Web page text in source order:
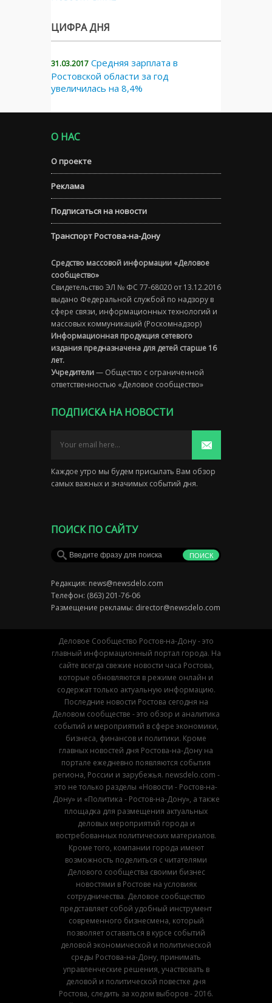
ЦИФРА ДНЯ
31.03.2017 Средняя зарплата в
Ростовской области за год
увеличилась на 8,4%
О НАС
О проекте
Реклама
Подписаться на новости
Транспорт Ростова-на-Дону
Средство массовой информации «Деловое
сообщество»
Свидетельство ЭЛ № ФС 77-68020 от 13.12.2016
выдано Федеральной службой по надзору в
сфере связи, информационных технологий и
массовых коммуникаций (Роскомнадзор)
Информационная продукция сетевого
издания предназначена для детей старше 16
лет.
Учредители— Общество с ограниченной
ответственностью «Деловое сообщество»
ПОДПИСКА НА НОВОСТИ
Каждое утро мы будем присылать Вам обзор
самых важных и значимых событий дня.
ПОИСК ПО САЙТУ
Редакция: news@newsdelo.com
Телефон: (863) 201-76-06
Размещение рекламы: director@newsdelo.com
Деловое Сообщество Ростов-на-Дону - это
главный информационный портал города. На
сайте всегда свежие новости часа Ростова,
которые обновляются в режиме онлайн и
содержат только актуальную информацию.
Последние новости Ростова сегодня на
Деловом сообществе - это обзор и аналитика
событий и мероприятий в сфере экономики,
бизнеса, финансов и политики. Кроме
главных новостей дня Ростова-на-Дону на
портале ежедневно появляются события
региона, России и зарубежья. newsdelo.com -
это не только разделы «Новости - Ростов-на-
Дону» и «Политика - Ростов-на-Дону», а также
площадка для размещения актуальных
деловых мероприятий города и
востребованных политических материалов.
Кроме того, компании города имеют
возможность поделиться с читателями
Делового сообщества своими бизнес
новостями в Ростове на условиях
сотрудничества. Деловое сообщество
представляет собой удобный инструмент
современного бизнесмена, который
позволяет оставаться в курсе событий
деловой экономической и политической
среды Ростова-на-Дону, принимать
управленческие решения, участвовать в
деловой и политической повестке дня
Ростова, следить за ходом выборов - 2016.